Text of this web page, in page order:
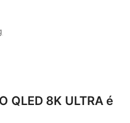
QLED 8K ULTRA é